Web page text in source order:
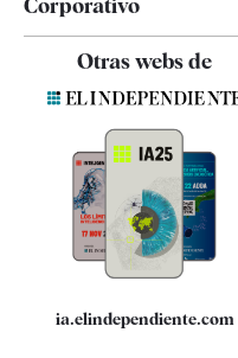
Corporativo
Contacto
Quiénes somos
Especificaciones
Otras webs de
ia.elindependiente.com